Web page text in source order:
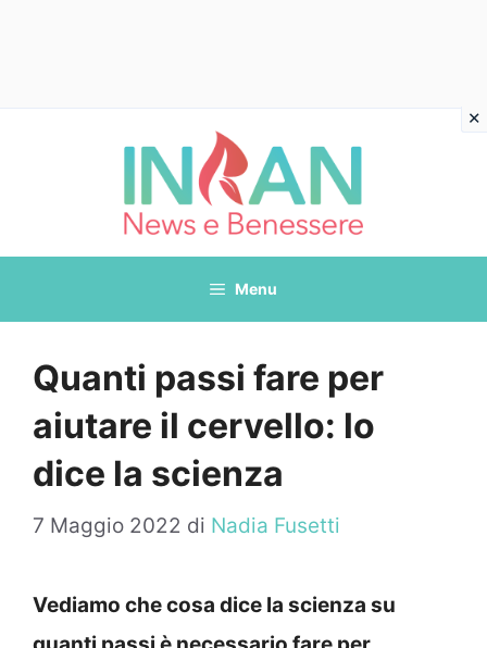
Menu
Quanti passi fare per
aiutare il cervello: lo
dice la scienza
7 Maggio 2022 di Nadia Fusetti
Vediamo che cosa dice la scienza su